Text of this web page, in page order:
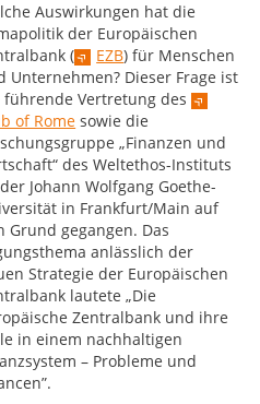
Auswirkungen hat die
der Europäischen
(
EZB) für Menschen
Unternehmen? Dieser Frage ist
führende Vertretung des
of Rome sowie die
„Finanzen und
des Weltethos-Instituts
Johann Wolfgang Goethe-
in Frankfurt/Main auf
Grund gegangen. Das
anlässlich der
Strategie der Europäischen
lautete „Die
Zentralbank und ihre
in einem nachhaltigen
– Probleme und